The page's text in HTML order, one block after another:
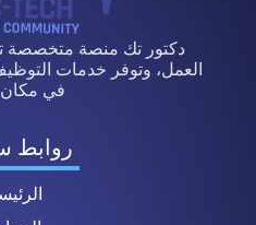
دكتور تك منصة متخصصة
العمل، وتوفر خدمات
في مكان
روابط